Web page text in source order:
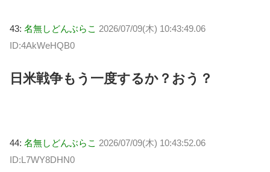
43: 名無しどんぶらこ 2026/07/09(木) 10:43:49.06
ID:4AkWeHQB0
日米戦争もう一度するか？おう？
44: 名無しどんぶらこ 2026/07/09(木) 10:43:52.06
ID:L7WY8DHN0